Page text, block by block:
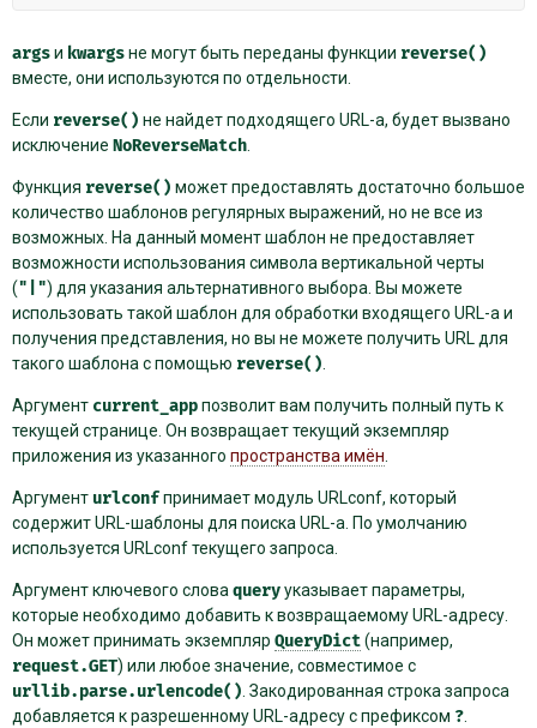
argsи kwargsне могут быть переданы функции reverse()
вместе, они используются по отдельности.
Если reverse() не найдет подходящего URL-а, будет вызвано
исключение NoReverseMatch
Функция reverse() может предоставлять достаточно большое
количество шаблонов регулярных выражений, но не все из
возможных. На данный момент шаблон не предоставляет
возможности использования символа вертикальной черты
("|") для указания альтернативного выбора. Вы можете
использовать такой шаблон для обработки входящего URL-а и
получения представления, но вы не можете получить URL для
такого шаблона с помощью reverse()
Аргумент current_appпозволит вам получить полный путь к
текущей странице. Он возвращает текущий экземпляр
приложения из указанного пространства имён
Аргумент urlconfпринимает модуль URLconf, который
содержит URL-шаблоны для поиска URL-а. По умолчанию
используется URLconf текущего запроса.
Аргумент ключевого слова queryуказывает параметры,
которые необходимо добавить к возвращаемому URL-адресу.
Он может принимать экземпляр QueryDict(например,
request.GET) или любое значение, совместимое с
urllib.parse.urlencode() . Закодированная строка запроса
добавляется к разрешенному URL-адресу с префиксом ?